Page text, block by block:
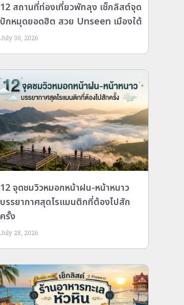
12 สถานที่ท่องเที่ยวพัทลุง เช็กลิสต์จุด
ปักหมุดยอดฮิต สวย Unseen เมืองใต้
July 30, 2026
12 จุดชมวิวหมอกหน้าฝน-หน้าหนาว
บรรยากาศสุดโรแมนติกที่ต้องไปสัก
ครั้ง
July 28, 2026